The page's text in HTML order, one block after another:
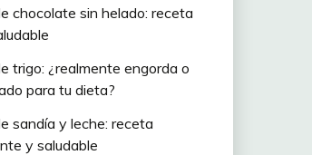
chocolate sin helado: receta
trigo: ¿realmente engorda o
para tu dieta?
sandía y leche: receta
y saludable